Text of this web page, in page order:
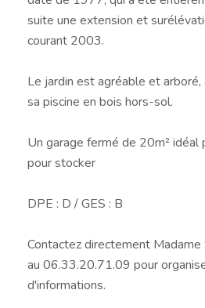
suite une extension et
courant 2003.
Le jardin est agréable et
sa piscine en bois hors-sol.
Un garage fermé de 20m² idéal
pour stocker
DPE : D / GES : B
Contactez directement Madame
au 06.33.20.71.09 pour
d'informations.